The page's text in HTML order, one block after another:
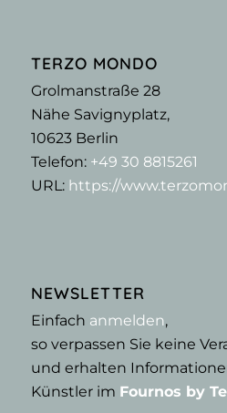
TERZO MONDO
Grolmanstraße 28
Nähe Savignyplatz,
10623Berlin
Telefon: +49 30 8815261
URL: https://
NEWSLETTER
Einfach anmelden,
so verpassen Sie keine
und erhalten
Künstler im Fournos by